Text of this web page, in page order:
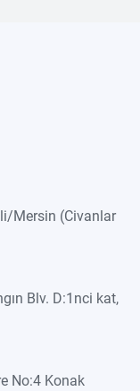
Mersin (Civanlar
Blv. D:1nci kat,
No:4 Konak